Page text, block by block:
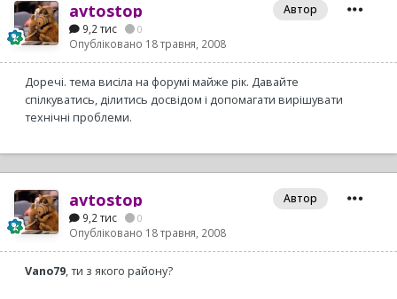
avtostop
9,2 тис 0
Опубліковано 18 травня, 2008
Автор
Доречі. тема висіла на форумі майже рік. Давайте
спілкуватись, ділитись досвідом і допомагати вирішувати
технічні проблеми.
avtostop
9,2 тис 0
Опубліковано 18 травня, 2008
Автор
Vano79, ти з якого району?